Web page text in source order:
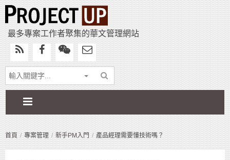
最多專案工作者聚集的華文管理網站
首頁 專案管理 新手PM入門 產品經理需要懂技術嗎？